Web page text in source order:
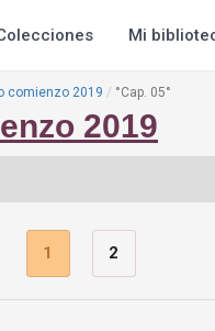
Mi
comienzo 2019 °Cap. 05°
2019
1 2